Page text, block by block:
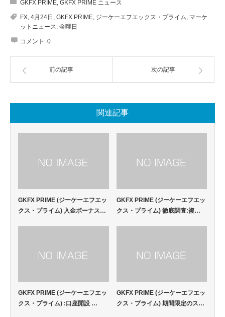
GKFX PRIME, GKFX PRIME ニュース
FX, 4月24日 , GKFX PRIME, ジーケーエフエックス・プライム, マーケ
ットニュース, 金曜日
コメント: 0
前の記事 次の記事
関連記事
GKFX PRIME (ジーケーエフエッ
クス・プライム) 入金ボーナス…
GKFX PRIME (ジーケーエフエッ
クス・プライム) 徹底調査:複…
GKFX PRIME (ジーケーエフエッ
クス・プライム) :口座開設 …
GKFX PRIME (ジーケーエフエッ
クス・プライム) 期間限定のス…